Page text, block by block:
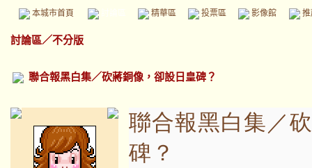
本城市首頁 精華區 投票區 影像館
討論區／不分版
聯合報黑白集／砍蔣銅像，卻設日皇碑？
聯合報黑白集／
碑？